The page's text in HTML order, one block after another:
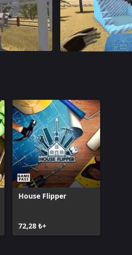
House Flipper
72,28 ₺+